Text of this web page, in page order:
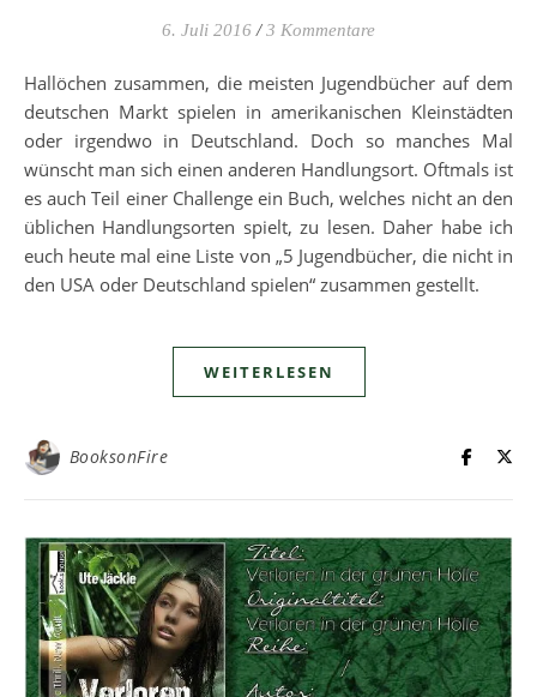
6. Juli 2016 / 3 Kommentare
Hallöchen zusammen, die meisten Jugendbücher auf dem
deutschen Markt spielen in amerikanischen Kleinstädten
oder irgendwo in Deutschland. Doch so manches Mal
wünscht man sich einen anderen Handlungsort. Oftmals ist
es auch Teil einer Challenge ein Buch, welches nicht an den
üblichen Handlungsorten spielt, zu lesen. Daher habe ich
euch heute mal eine Liste von „5 Jugendbücher, die nicht in
den USA oder Deutschland spielen“ zusammen gestellt.
WEITERLESEN
BooksonFire